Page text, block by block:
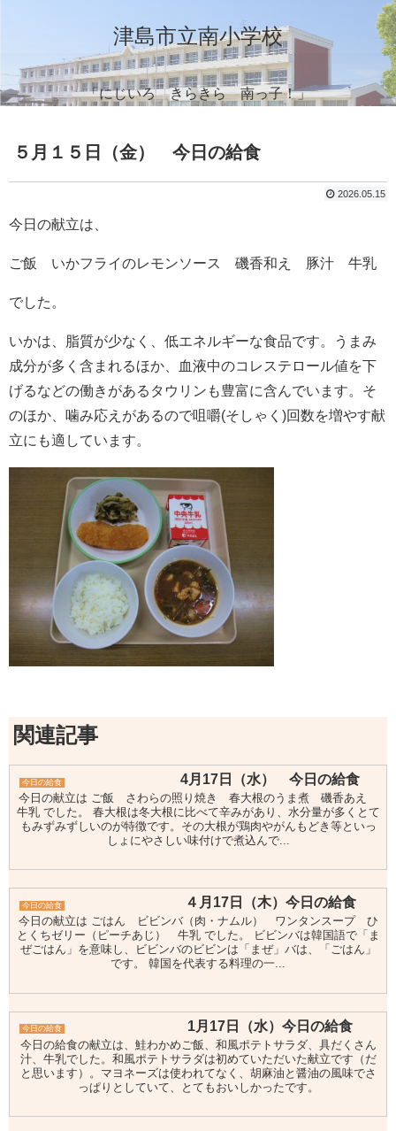
津島市立南小学校
「にじいろ きらきら 南っ子！」
５月１５日（金） 今日の給食
2026.05.15
今日の献立は、
ご飯 いかフライのレモンソース 磯香和え 豚汁 牛乳
でした。
いかは、脂質が少なく、低エネルギーな食品です。うまみ
成分が多く含まれるほか、血液中のコレステロール値を下
げるなどの働きがあるタウリンも豊富に含んでいます。そ
のほか、噛み応えがあるので咀嚼(そしゃく)回数を増やす献
立にも適しています。
関連記事
今日の給食 4月17日（水） 今日の給食
今日の献立は ご飯 さわらの照り焼き 春大根のうま煮 磯香あえ
牛乳 でした。 春大根は冬大根に比べて辛みがあり、水分量が多くとて
もみずみずしいのが特徴です。その大根が鶏肉やがんもどき等といっ
しょにやさしい味付けで煮込んで...
今日の給食 ４月17日（木）今日の給食
今日の献立は ごはん ビビンバ（肉・ナムル） ワンタンスープ ひ
とくちゼリー（ピーチあじ） 牛乳 でした。 ビビンバは韓国語で「ま
ぜごはん」を意味し、ビビンバのビビンは「まぜ」バは、「ごはん」
です。 韓国を代表する料理の一...
今日の給食 1月17日（水）今日の給食
今日の給食の献立は、鮭わかめご飯、和風ポテトサラダ、具だくさん
汁、牛乳でした。和風ポテトサラダは初めていただいた献立です（だ
と思います）。マヨネーズは使われてなく、胡麻油と醤油の風味でさ
っぱりとしていて、とてもおいしかったです。